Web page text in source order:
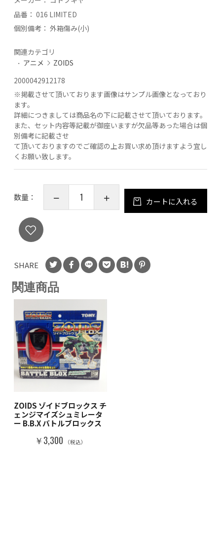
品番： 016 LIMITED
個別備考： 外箱傷み(小)
関連カテゴリ
アニメ
ZOIDS
2000042912178
※掲載させて頂いております画像はサンプル画像となっており
ます。
詳細につきましては商品名の下に記載させて頂いております。
また、セット内容等記載が御座いますが欠品等あった場合は個
別備考に記載させ
て頂いておりますのでご確認の上お買い求め頂けますよう宜し
くお願い致します。
数量： カートに入れる
SHARE
関連商品
ZOIDS ゾイドブロックス チ
ェンジマイズシュミレータ
ー B.B.X バトルブロックス
￥3,300 （税込）